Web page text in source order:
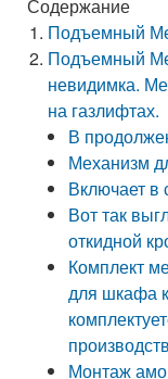
Содержание
Подъемный
Подъемный
невидимка.
на газлифтах.
В
Механизм
Включает в
Вот так
откидной
Комплект
для шкафа
Монтаж